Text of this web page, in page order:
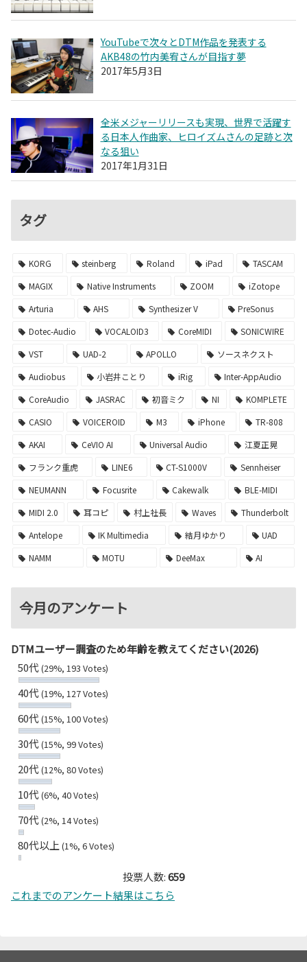
YouTubeで次々とDTM作品を発表する
AKB48の竹内美宥さんが目指す夢
2017年5月3日
全米メジャーリリースも実現、世界で活躍す
る日本人作曲家、ヒロイズムさんの足跡と次
なる狙い
2017年1月31日
タグ
KORG steinberg Roland iPad
TASCAM
MAGIX
Native Instruments ZOOM
iZotope
Arturia
AHS Synthesizer V
PreSonus
Dotec-Audio
VOCALOID3 CoreMIDI
SONICWIRE
VST
UAD-2 APOLLO
ソースネクスト
Audiobus
小岩井ことり iRig
Inter-AppAudio
CoreAudio
JASRAC 初音ミク NI
KOMPLETE
CASIO
VOICEROID M3 iPhone
TR-808
AKAI
CeVIO AI Universal Audio
江夏正晃
フランク重虎
LINE6 CT-S1000V
Sennheiser
NEUMANN
Focusrite Cakewalk
BLE-MIDI
MIDI 2.0
耳コピ 村上社長 Waves
Thunderbolt
Antelope
IK Multimedia 結月ゆかり
UAD
NAMM
MOTU DeeMax AI
今月のアンケート
DTMユーザー調査のため年齢を教えてください(2026)
50代(29%, 193 Votes)
40代(19%, 127 Votes)
60代(15%, 100 Votes)
30代(15%, 99 Votes)
20代(12%, 80 Votes)
10代(6%, 40 Votes)
70代(2%, 14 Votes)
80代以上 (1%, 6 Votes)
投票人数:659
これまでのアンケート結果はこちら